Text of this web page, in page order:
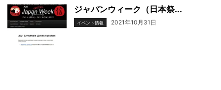
ジャパンウィーク（日本祭...
イベント情報 2021年10月31日